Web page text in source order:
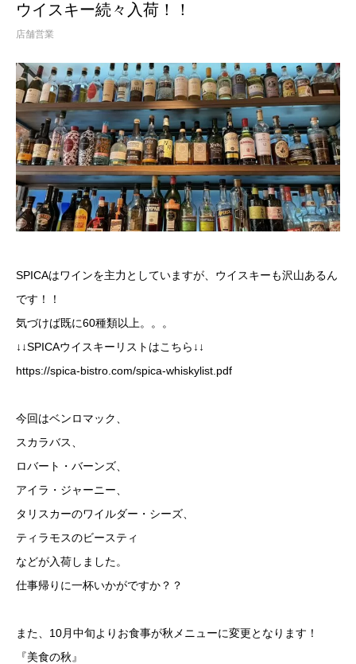
ウイスキー続々入荷！！
店舗営業
SPICAはワインを主力としていますが、ウイスキーも沢山あるん
です！！
気づけば既に60種類以上。。。
↓↓SPICAウイスキーリストはこちら↓↓
https://spica-bistro.com/spica-whiskylist.pdf
今回はベンロマック、
スカラバス、
ロバート・バーンズ、
アイラ・ジャーニー、
タリスカーのワイルダー・シーズ、
ティラモスのビースティ
などが入荷しました。
仕事帰りに一杯いかがですか？？
また、10月中旬よりお食事が秋メニューに変更となります！
『美食の秋』